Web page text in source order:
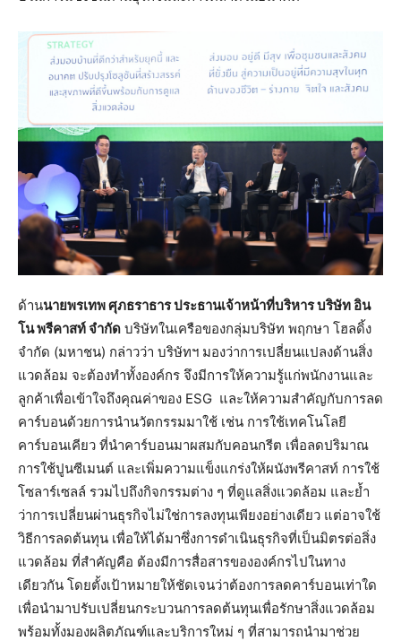
ด้านนายพรเทพ ศุภธราธาร ประธานเจ้าหน้าที่บริหาร บริษัท อิน
โน พรีคาสท์ จำกัด บริษัทในเครือของกลุ่มบริษัท พฤกษา โฮลดิ้ง
จำกัด (มหาชน) กล่าวว่า บริษัทฯ มองว่าการเปลี่ยนแปลงด้านสิ่ง
แวดล้อม จะต้องทำทั้งองค์กร จึงมีการให้ความรู้แก่พนักงานและ
ลูกค้าเพื่อเข้าใจถึงคุณค่าของ ESG และให้ความสำคัญกับการลด
คาร์บอนด้วยการนำนวัตกรรมมาใช้ เช่น การใช้เทคโนโลยี
คาร์บอนเคียว ที่นำคาร์บอนมาผสมกับคอนกรีต เพื่อลดปริมาณ
การใช้ปูนซีเมนต์ และเพิ่มความแข็งแกร่งให้ผนังพรีคาสท์ การใช้
โซลาร์เซลล์ รวมไปถึงกิจกรรมต่าง ๆ ที่ดูแลสิ่งแวดล้อม และย้ำ
ว่าการเปลี่ยนผ่านธุรกิจไม่ใช่การลงทุนเพียงอย่างเดียว แต่อาจใช้
วิธีการลดต้นทุน เพื่อให้ได้มาซึ่งการดำเนินธุรกิจที่เป็นมิตรต่อสิ่ง
แวดล้อม ที่สำคัญคือ ต้องมีการสื่อสารขององค์กรไปในทาง
เดียวกัน โดยตั้งเป้าหมายให้ชัดเจนว่าต้องการลดคาร์บอนเท่าใด
เพื่อนำมาปรับเปลี่ยนกระบวนการลดต้นทุนเพื่อรักษาสิ่งแวดล้อม
พร้อมทั้งมองผลิตภัณฑ์และบริการใหม่ ๆ ที่สามารถนำมาช่วย